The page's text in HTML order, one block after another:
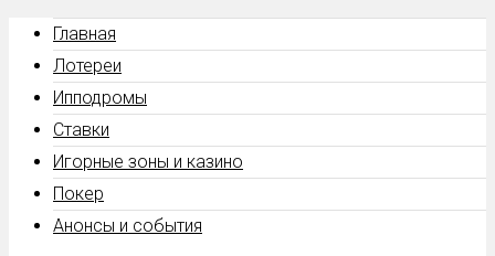
Главная
Лотереи
Ипподромы
Ставки
Игорные зоны и казино
Покер
Анонсы и события